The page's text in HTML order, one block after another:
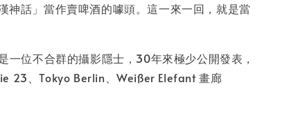
神話」當作賣啤酒的噱頭。這一來一回，就是當
一位不合群的攝影隱士，30年來極少公開發表，
23、Tokyo Berlin、Weißer Elefant 畫廊